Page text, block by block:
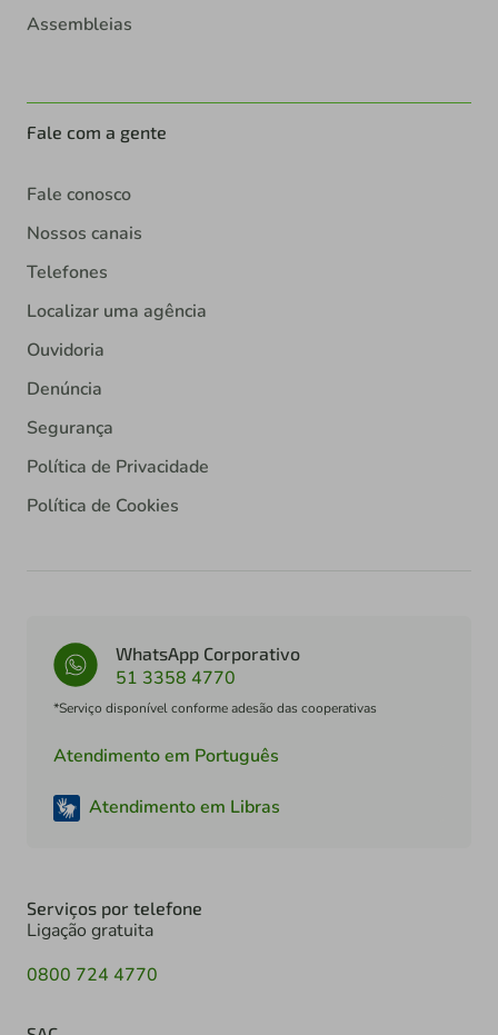
Assembleias
Fale com a gente
Fale conosco
Nossos canais
Telefones
Localizar uma agência
Ouvidoria
Denúncia
Segurança
Política de Privacidade
Política de Cookies
WhatsApp Corporativo
51 3358 4770
*Serviço disponível conforme adesão das cooperativas
Atendimento em Português
Atendimento em Libras
Serviços por telefone
Ligação gratuita
0800 724 4770